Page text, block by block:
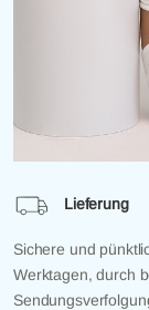
Lieferung
Sichere und
Werktagen, durch